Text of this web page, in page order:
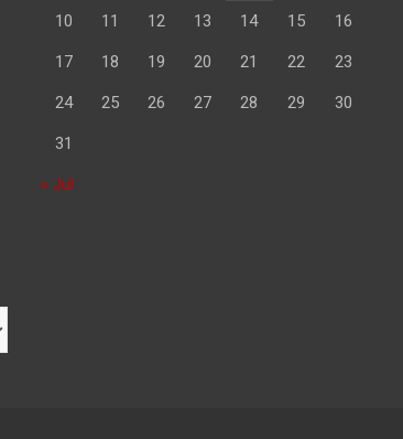
10 11 12 13 14 15 16
17 18 19 20 21 22 23
24 25 26 27 28 29 30
31
« Jul